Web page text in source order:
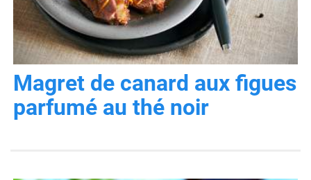
Magret de canard aux figues
parfumé au thé noir